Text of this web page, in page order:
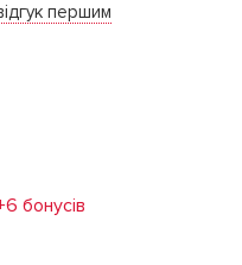
першим
бонусiв